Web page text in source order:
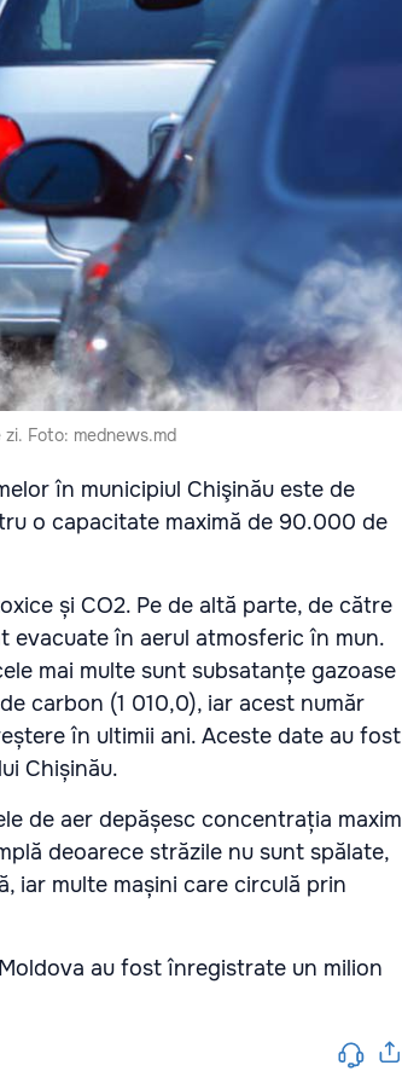
Foto: mednews.md
în municipiul Chişinău este de
o capacitate maximă de 90.000 de
și CO2. Pe de altă parte, de către
evacuate în aerul atmosferic în mun.
mai multe sunt subsatanțe gazoase
carbon (1 010,0), iar acest număr
în ultimii ani. Aceste date au fost
Chișinău.
de aer depășesc concentrația maxim
deoarece străzile nu sunt spălate,
iar multe mașini care circulă prin
au fost înregistrate un milion